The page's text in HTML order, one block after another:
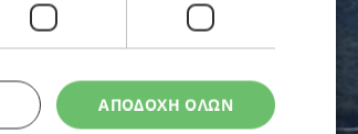
ΑΠΟΔΟΧΗ ΟΛΩΝ